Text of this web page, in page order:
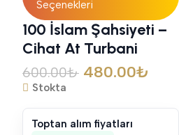
Seçenekleri
100 İslam Şahsiyeti –
Cihat At Turbani
600.00₺ 480.00₺
Stokta
Toptan alım fiyatları